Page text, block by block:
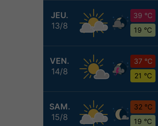
JEU.
13/8
39 °C
19 °C
VEN.
14/8
37 °C
21 °C
SAM.
15/8
32 °C
19 °C